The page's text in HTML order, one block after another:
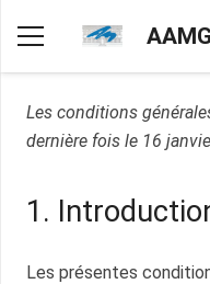
AAMG
Les conditions
dernière fois le 16
1.
Les présentes